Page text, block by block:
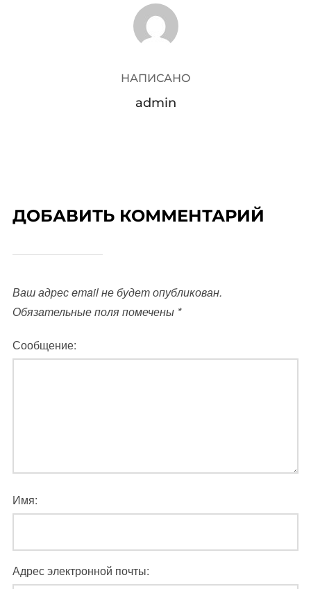
АВТОР ЗАПИСИ
НАПИСАНО
admin
ДОБАВИТЬ КОММЕНТАРИЙ
Ваш адрес email не будет опубликован.
Обязательные поля помечены *
Сообщение:
Имя:
Адрес электронной почты: